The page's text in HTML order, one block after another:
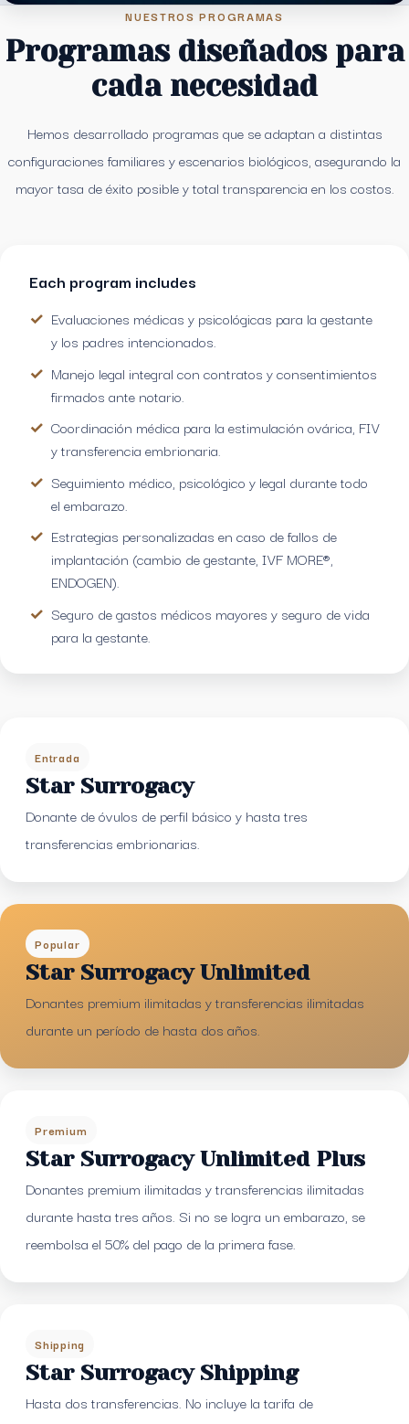
NUESTROS PROGRAMAS
Programas diseñados para
cada necesidad
Hemos desarrollado programas que se adaptan a distintas
configuraciones familiares y escenarios biológicos, asegurando la
mayor tasa de éxito posible y total transparencia en los costos.
Each program includes
Evaluaciones médicas y psicológicas para la gestante
y los padres intencionados.
Manejo legal integral con contratos y consentimientos
firmados ante notario.
Coordinación médica para la estimulación ovárica, FIV
y transferencia embrionaria.
Seguimiento médico, psicológico y legal durante todo
el embarazo.
Estrategias personalizadas en caso de fallos de
implantación (cambio de gestante, IVF MORE®,
ENDOGEN).
Seguro de gastos médicos mayores y seguro de vida
para la gestante.
Entrada
Star Surrogacy
Donante de óvulos de perfil básico y hasta tres
transferencias embrionarias.
Popular
Star Surrogacy Unlimited
Donantes premium ilimitadas y transferencias ilimitadas
durante un período de hasta dos años.
Premium
Star Surrogacy Unlimited Plus
Donantes premium ilimitadas y transferencias ilimitadas
durante hasta tres años. Si no se logra un embarazo, se
reembolsa el 50% del pago de la primera fase.
Shipping
Star Surrogacy Shipping
Hasta dos transferencias. No incluye la tarifa de